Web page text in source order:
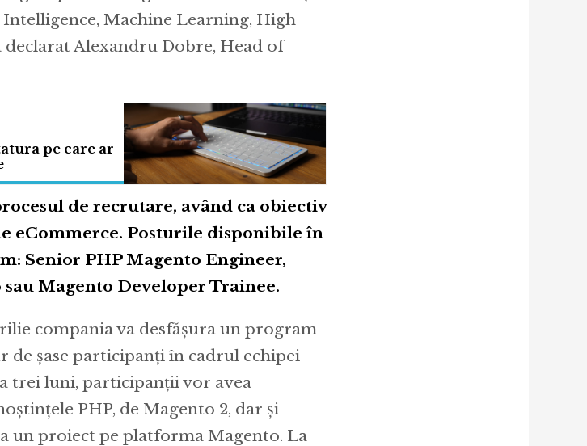
Machine Learning, High
declarat Alexandru Dobre, Head of
pe care ar
de recrutare, având ca obiectiv
eCommerce. Posturile disponibile în
Senior PHP Magento Engineer,
Magento Developer Trainee.
compania va desfășura un program
șase participanți în cadrul echipei
trei luni, participanții vor avea
PHP, de Magento 2, dar și
un proiect pe platforma Magento. La